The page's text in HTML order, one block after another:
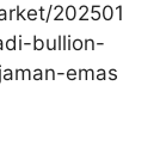
202501
bullion-
emas